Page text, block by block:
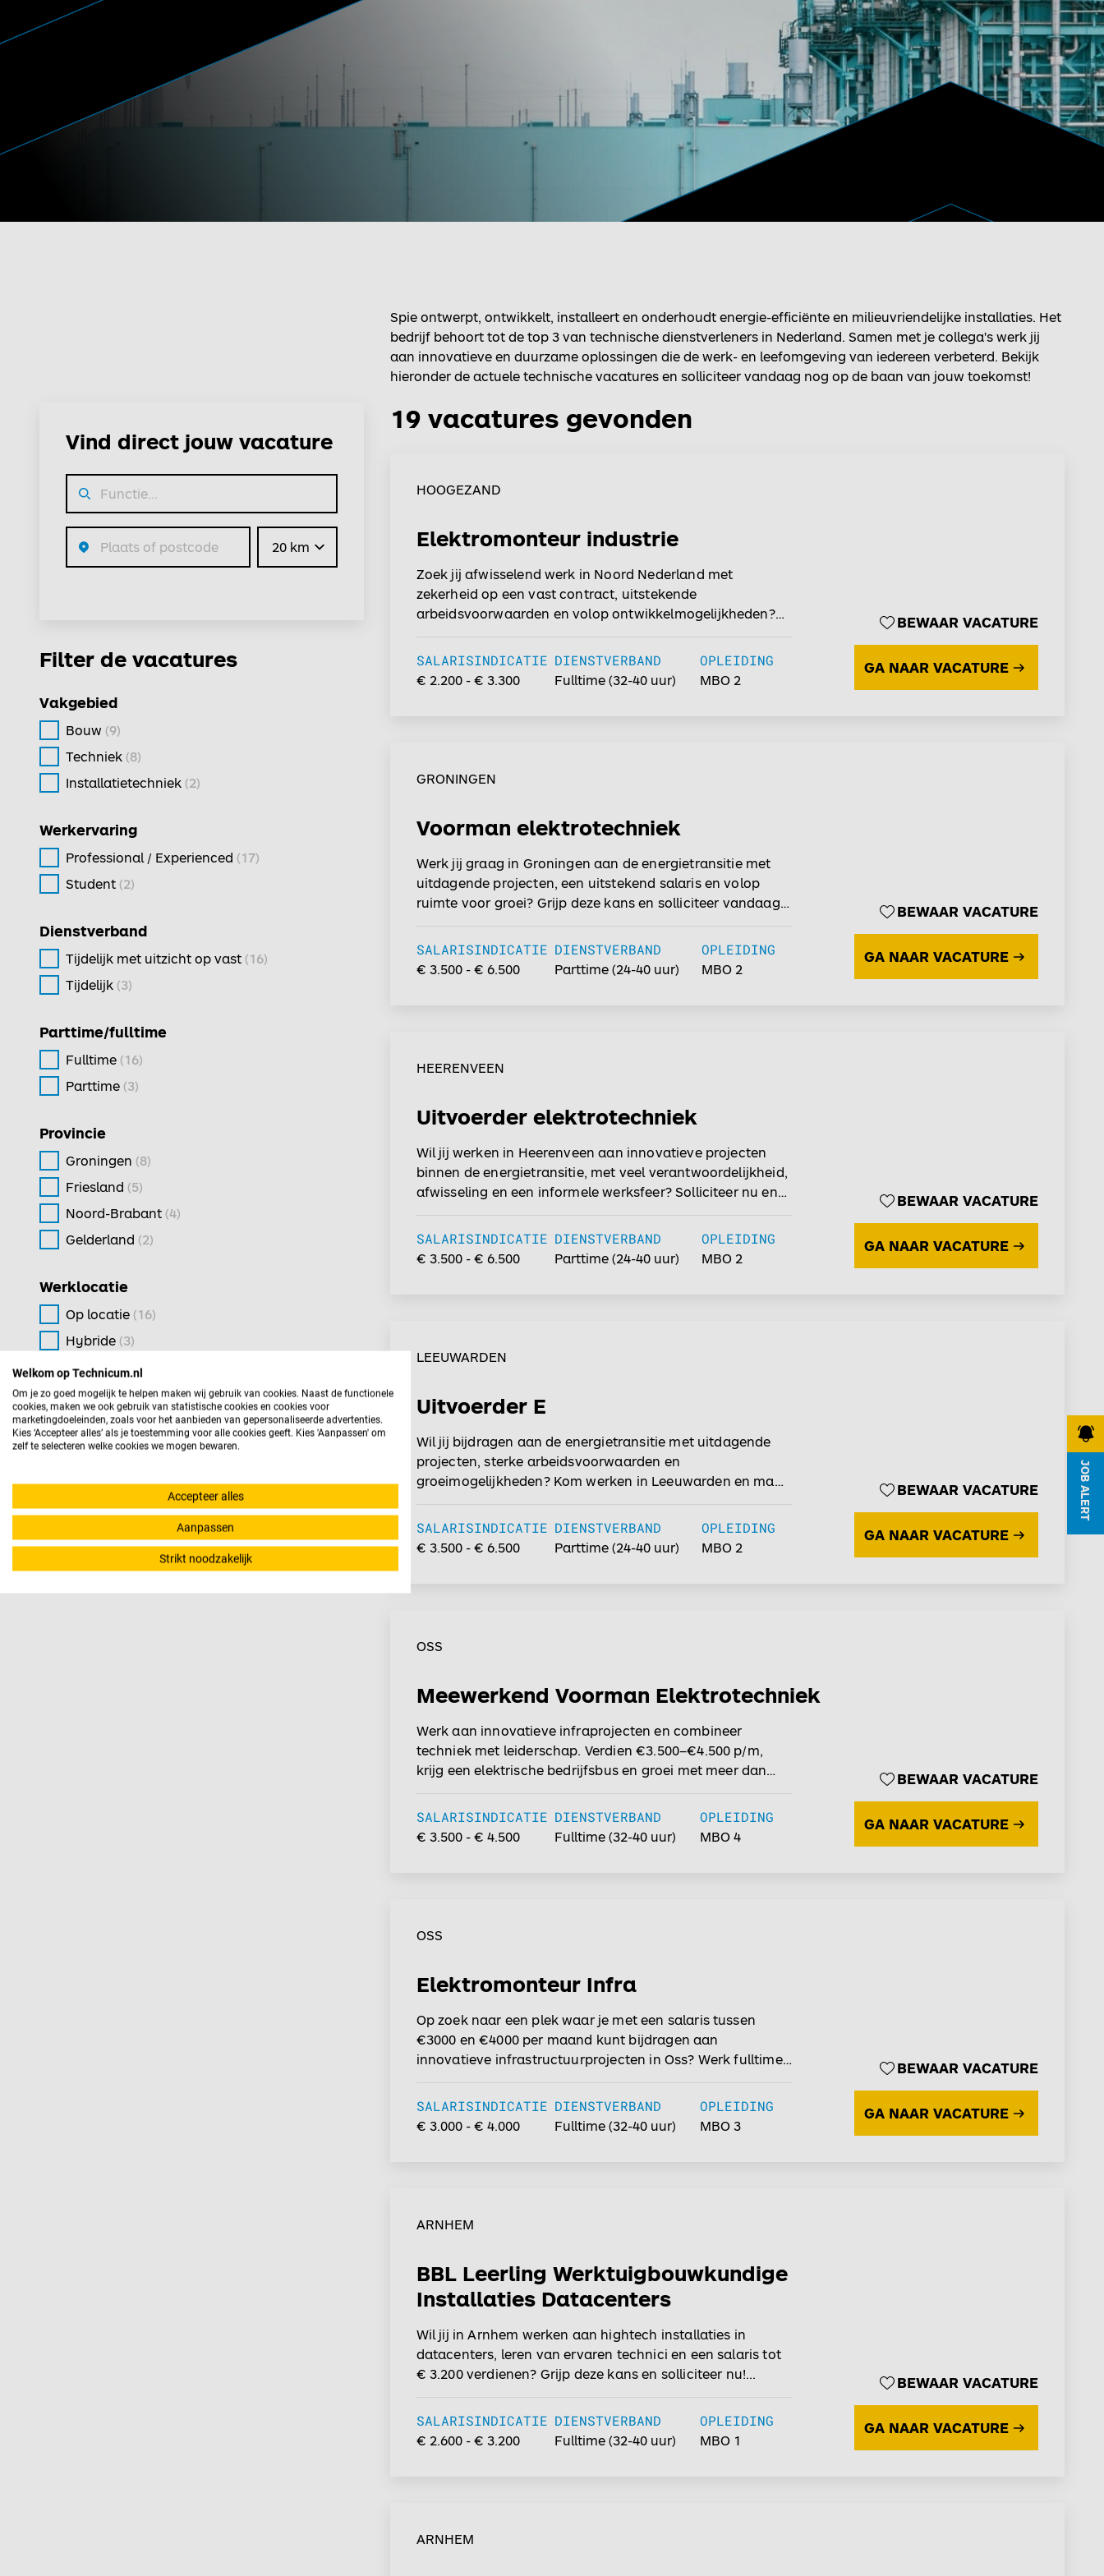
Spie ontwerpt, ontwikkelt, installeert en onderhoudt energie-efficiënte en milieuvriendelijke installaties. Het
bedrijf behoort tot de top 3 van technische dienstverleners in Nederland. Samen met je collega's werk jij
aan innovatieve en duurzame oplossingen die de werk- en leefomgeving van iedereen verbeterd. Bekijk
hieronder de actuele technische vacatures en solliciteer vandaag nog op de baan van jouw toekomst!
JOB ALERT
Vind direct jouw vacature
Filter de vacatures
Vakgebied
Bouw (9)
Techniek (8)
Installatietechniek (2)
Werkervaring
Professional / Experienced (17)
Student (2)
Dienstverband
Tijdelijk met uitzicht op vast (16)
Tijdelijk (3)
Parttime/fulltime
Fulltime (16)
Parttime (3)
Provincie
Groningen (8)
Friesland (5)
Noord-Brabant (4)
Gelderland (2)
Werklocatie
Op locatie (16)
Hybride (3)
Geplaatst
vandaag
afgelopen week
afgelopen maand
alles
19 vacatures gevonden
HOOGEZAND
Elektromonteur industrie
Zoek jij afwisselend werk in Noord Nederland met
zekerheid op een vast contract, uitstekende
arbeidsvoorwaarden en volop ontwikkelmogelijkheden?
SALARISINDICATIE
€ 2.200 - € 3.300
DIENSTVERBAND
Fulltime (32-40uur)
OPLEIDING
MBO 2
BEWAAR VACATURE
GA NAAR VACATURE
GRONINGEN
Voorman elektrotechniek
Werk jij graag in Groningen aan de energietransitie met
uitdagende projecten, een uitstekend salaris en volop
ruimte voor groei? Grijp deze kans en solliciteer vandaag
SALARISINDICATIE
€ 3.500 - € 6.500
DIENSTVERBAND
Parttime (24-40uur)
OPLEIDING
MBO 2
BEWAAR VACATURE
GA NAAR VACATURE
HEERENVEEN
Uitvoerder elektrotechniek
Wil jij werken in Heerenveen aan innovatieve projecten
binnen de energietransitie, met veel verantwoordelijkheid,
afwisseling en een informele werksfeer? Solliciteer nu en
SALARISINDICATIE
€ 3.500 - € 6.500
DIENSTVERBAND
Parttime (24-40uur)
OPLEIDING
MBO 2
BEWAAR VACATURE
GA NAAR VACATURE
LEEUWARDEN
Uitvoerder E
Wil jij bijdragen aan de energietransitie met uitdagende
projecten, sterke arbeidsvoorwaarden en
groeimogelijkheden? Kom werken in Leeuwarden en maak
SALARISINDICATIE
€ 3.500 - € 6.500
DIENSTVERBAND
Parttime (24-40uur)
OPLEIDING
MBO 2
BEWAAR VACATURE
GA NAAR VACATURE
OSS
Meewerkend Voorman Elektrotechniek
Werk aan innovatieve infraprojecten en combineer
techniek met leiderschap. Verdien €3.500–€4.500 p/m,
krijg een elektrische bedrijfsbus en groei met meer dan
stabiele organisatie!...
SALARISINDICATIE
€ 3.500 - € 4.500
DIENSTVERBAND
Fulltime (32-40uur)
OPLEIDING
MBO 4
BEWAAR VACATURE
GA NAAR VACATURE
OSS
Elektromonteur Infra
Op zoek naar een plek waar je met een salaris tussen
€3000 en €4000 per maand kunt bijdragen aan
innovatieve infrastructuurprojecten in Oss? Werk fulltime
groeimogelijkheden. Lees verder!...
SALARISINDICATIE
€ 3.000 - € 4.000
DIENSTVERBAND
Fulltime (32-40uur)
OPLEIDING
MBO 3
BEWAAR VACATURE
GA NAAR VACATURE
ARNHEM
BBL Leerling Werktuigbouwkundige
Installaties Datacenters
Wil jij in Arnhem werken aan hightech installaties in
datacenters, leren van ervaren technici en een salaris tot
€ 3.200 verdienen? Grijp deze kans en solliciteer nu!...
SALARISINDICATIE
€ 2.600 - € 3.200
DIENSTVERBAND
Fulltime (32-40uur)
OPLEIDING
MBO 1
BEWAAR VACATURE
GA NAAR VACATURE
ARNHEM
Welkom op Technicum.nl
Om je zo goed mogelijk te helpen maken wij gebruik van cookies. Naast de functionele
cookies, maken we ook gebruik van statistische cookies en cookies voor
marketingdoeleinden, zoals voor het aanbieden van gepersonaliseerde advertenties.
Kies ‘Accepteer alles’ als je toestemming voor alle cookies geeft. Kies 'Aanpassen' om
zelf te selecteren welke cookies we mogen bewaren.
Accepteer alles
Aanpassen
Strikt noodzakelijk